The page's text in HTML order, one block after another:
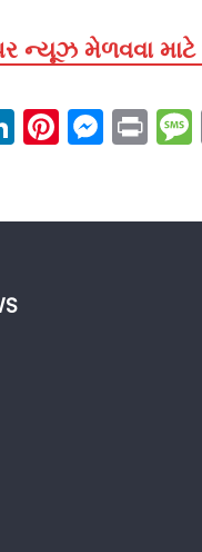
ન્યૂઝ મેળવવા
LinkedIn